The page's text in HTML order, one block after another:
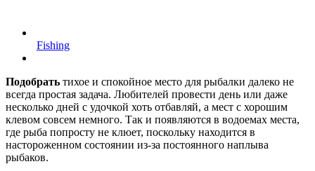
Fishing
Подобрать тихое и спокойное место для рыбалки далеко не
всегда простая задача. Любителей провести день или даже
несколько дней с удочкой хоть отбавляй, а мест с хорошим
клевом совсем немного. Так и появляются в водоемах места,
где рыба попросту не клюет, поскольку находится в
настороженном состоянии из-за постоянного наплыва
рыбаков.